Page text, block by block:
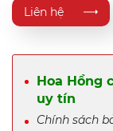
Liên hệ
Hoa Hồng
uy tín
Chính sách